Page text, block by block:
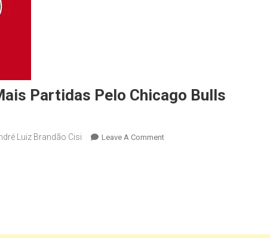
Partidas Pelo Chicago Bulls
Luiz Brandão Cisi Leave A Comment